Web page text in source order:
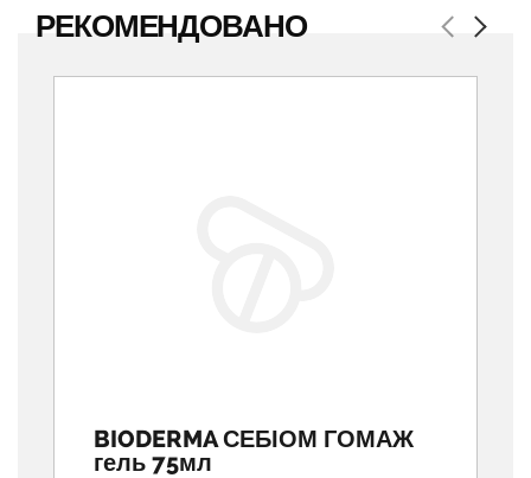
РЕКОМЕНДОВАНО Previous
BIODERMA СЕБІОМ ГОМАЖ
гель 75мл
Next